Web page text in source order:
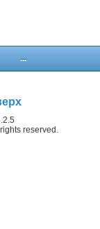
...
reserved.